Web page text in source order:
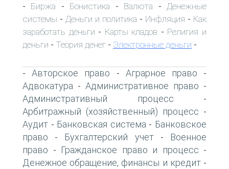
- Биржа - Бонистика - Валюта - Денежные
системы - Деньги и политика - Инфляция - Как
заработать деньги - Карты кладов - Религия и
деньги - Теория денег - Электронные деньги -
-Авторское право - Аграрное право -
Адвокатура - Административное право -
Административный процесс -
Арбитражный (хозяйственный) процесс -
Аудит - Банковская система - Банковское
право - Бухгалтерский учет-
Военное
право - Гражданское право и процесс -
Денежное обращение, финансы и кредит-